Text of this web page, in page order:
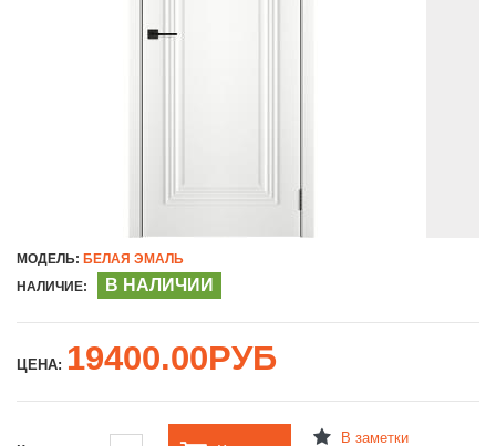
МОДЕЛЬ: БЕЛАЯ ЭМАЛЬ
НАЛИЧИЕ:
В НАЛИЧИИ
ЦЕНА: 19400.00РУБ
В заметки